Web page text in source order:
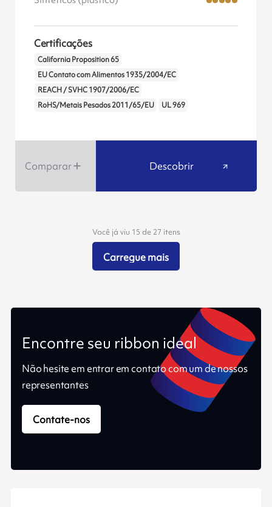
Certificações
California Proposition 65
EU Contato com Alimentos 1935/2004/EC
REACH / SVHC 1907/2006/EC
RoHS/Metais Pesados 2011/65/EU
UL 969
Comparar Descobrir
Você já viu 15 de 27 itens
Carregue mais
Encontre seu ribbon ideal
Não hesite em entrar em contato com um de nossos
representantes
Contate-nos